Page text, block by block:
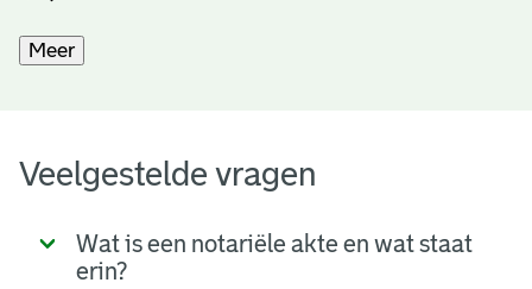
Meer
Veelgestelde vragen
Wat is een notariële akte en wat staat
erin?